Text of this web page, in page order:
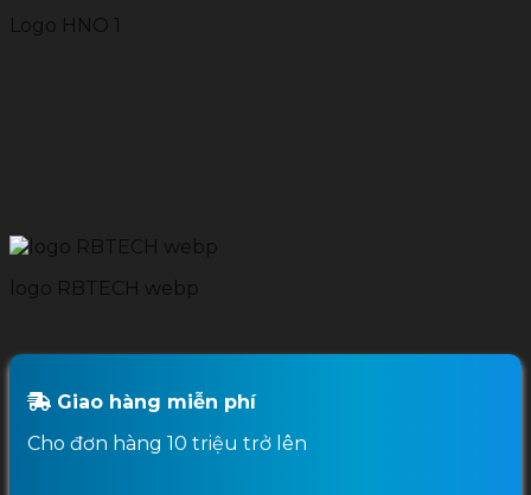
Logo HNO 1
logo RBTECH webp
Giao hàng miễn phí
Cho đơn hàng 10 triệu trở lên